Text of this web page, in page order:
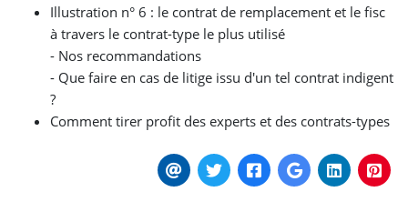
Illustration n° 6 : le contrat de remplacement et le fisc
à travers le contrat-type le plus utilisé
- Nos recommandations
- Que faire en cas de litige issu d'un tel contrat indigent
?
Comment tirer profit des experts et des contrats-types